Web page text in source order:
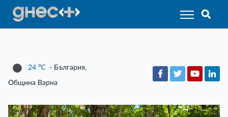
24 ℃ - България,
Община Варна